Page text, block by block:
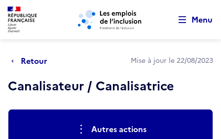
Aller au menu principal Aller au contenu principal
Menu
Retour Mise à jour le 22/08/2023
Canalisateur / Canalisatrice
Actions rapidesAutres actions
Retour au début de la page
Panneau de gestion des cookies